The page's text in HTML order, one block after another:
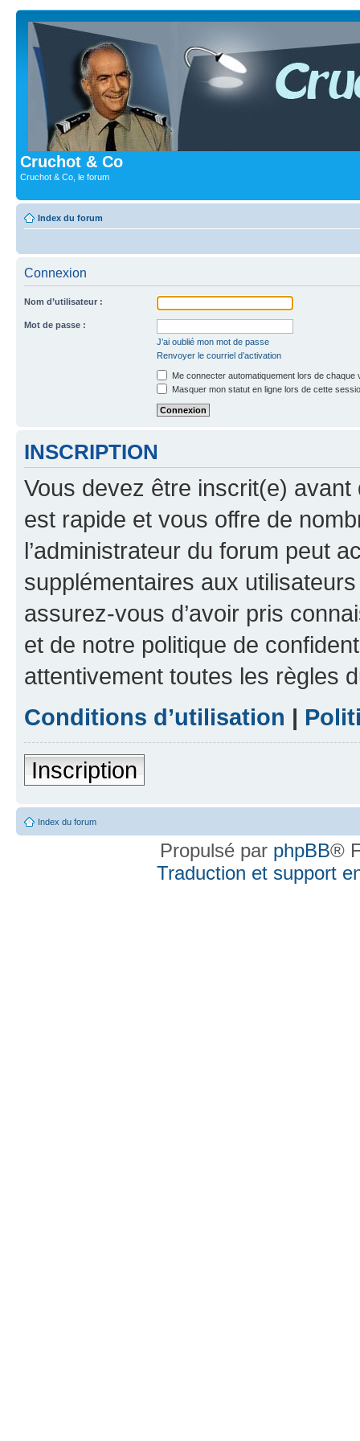
Cruchot & Co
Cruchot & Co, le forum
Index du forum
Connexion
Nom d’utilisateur :
Mot de passe :
J’ai oublié mon mot de passe
Renvoyer le courriel d’activation
Me connecter automatiquement lors de chaque
Masquer mon statut en ligne lors de cette
INSCRIPTION
Vous devez être inscrit(e) avant
est rapide et vous offre de
l’administrateur du forum peut
supplémentaires aux
assurez-vous d’avoir pris
et de notre politique de
attentivement toutes les règles
Conditions d’utilisation |
Inscription
Index du forum
Propulsé par phpBB®
Traduction et support